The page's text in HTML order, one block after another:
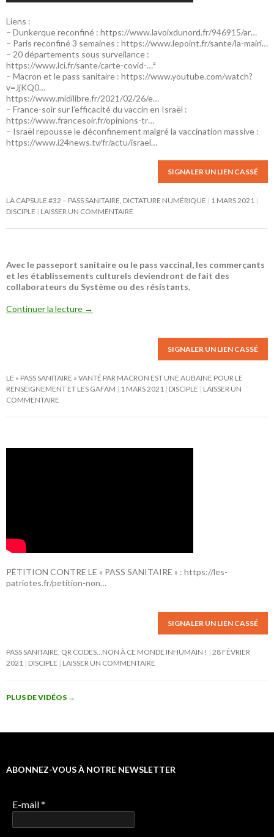
Liens :
– Dunkerque reconfiné : https://www.lavoixdunord.fr/946915/ar…
– Paris reconfiné 3 semaines : https://www.lepoint.fr/sante/la-mairi…
– 20 départements sous surveilance :
https://www.lci.fr/sante/carte-covid-…²
– Macron et le pass sanitaire : https://www.youtube.com/watch?
v=JjKQ0…
https://www.midilibre.fr/2021/02/26/e…
– France-soir sur l’efficacité du vaccin en Israël :
https://www.francesoir.fr/opinions-tr…
– Israël repousse le déconfinement malgré la vaccination massive :
https://www.i24news.tv/fr/actu/israel…
SIGNALER UN LIEN CASSÉ
LA CAPSULE #32 – PASS SANITAIRE, DICTATURE NUMÉRIQUE
1 MARS 2021
DISCIPLE
LAISSER UN COMMENTAIRE
Avec le passeport sanitaire ou le pass vaccinal, les commerçants
et les établissements culturels deviendront de fait des
collaborateurs du Système ou des résistants.
Continuer la lecture →
SIGNALER UN LIEN CASSÉ
LE « PASS SANITAIRE » VANTÉ PAR MACRON EST UNE AUBAINE POUR LE
RENSEIGNEMENT ET LES GAFAM
1 MARS 2021 DISCIPLE
LAISSER UN
COMMENTAIRE
PÉTITION CONTRE LE « PASS SANITAIRE » : https://les-
patriotes.fr/petition-non…
SIGNALER UN LIEN CASSÉ
PASS SANITAIRE, QR CODES…NON À CE MONDE INHUMAIN !
28 FÉVRIER
2021 DISCIPLE LAISSER UN COMMENTAIRE
PLUS DE VIDÉOS →
ABONNEZ-VOUS À NOTRE NEWSLETTER
E-mail*